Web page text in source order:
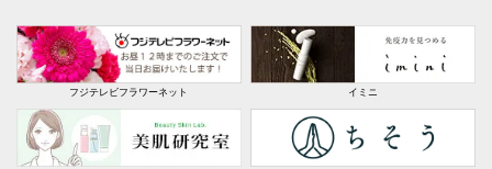
フジテレビフラワーネット イミニ